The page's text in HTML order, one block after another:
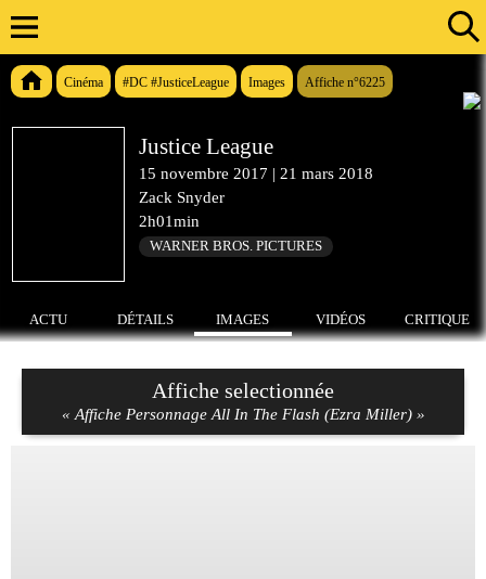
Cinéma #DC #JusticeLeague Images Affiche n°6225
Justice League
15 novembre 2017 | 21 mars 2018
Zack Snyder
2h01min
WARNER BROS. PICTURES
ACTU DÉTAILS IMAGES VIDÉOS CRITIQUE
Affiche selectionnée
« Affiche Personnage All In The Flash (Ezra Miller) »